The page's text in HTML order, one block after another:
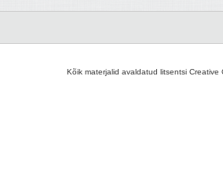
Kõik materjalid avaldatud litsentsi Creative